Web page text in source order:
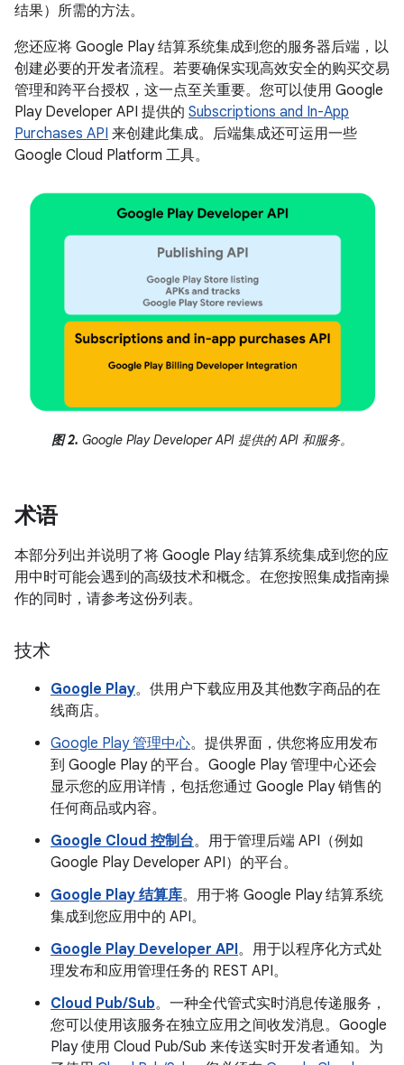
结果）所需的方法。
您还应将 Google Play 结算系统集成到您的服务器后端，以
创建必要的开发者流程。若要确保实现高效安全的购买交易
管理和跨平台授权，这一点至关重要。您可以使用 Google
Play Developer API 提供的 Subscriptions and In-App
Purchases API 来创建此集成。后端集成还可运用一些
Google Cloud Platform 工具。
图 2. Google Play Developer API 提供的 API 和服务。
术语
本部分列出并说明了将 Google Play 结算系统集成到您的应
用中时可能会遇到的高级技术和概念。在您按照集成指南操
作的同时，请参考这份列表。
技术
Google Play。供用户下载应用及其他数字商品的在
线商店。
Google Play 管理中心。提供界面，供您将应用发布
到 Google Play 的平台。Google Play 管理中心还会
显示您的应用详情，包括您通过 Google Play 销售的
任何商品或内容。
Google Cloud 控制台。用于管理后端 API（例如
Google Play Developer API）的平台。
Google Play 结算库。用于将 Google Play 结算系统
集成到您应用中的 API。
Google Play Developer API。用于以程序化方式处
理发布和应用管理任务的 REST API。
Cloud Pub/Sub。一种全代管式实时消息传递服务，
您可以使用该服务在独立应用之间收发消息。Google
Play 使用 Cloud Pub/Sub 来传送实时开发者通知。为